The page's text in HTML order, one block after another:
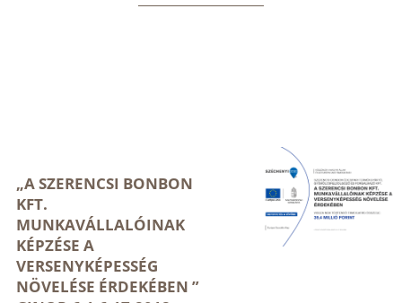
„A SZERENCSI BONBON
KFT.
MUNKAVÁLLALÓINAK
KÉPZÉSE A
VERSENYKÉPESSÉG
NÖVELÉSE ÉRDEKÉBEN ”